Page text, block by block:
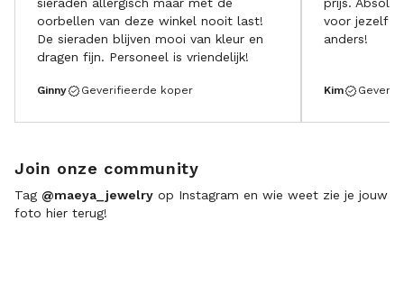
oorbellen van deze winkel nooit last!
De sieraden blijven mooi van kleur en
dragen fijn. Personeel is vriendelijk!
Ginny Geverifieerde koper
voor jezelf
anders!
Kim
Join onze community
Tag @maeya_jewelry op Instagram en wie weet zie je jouw
foto hier terug!